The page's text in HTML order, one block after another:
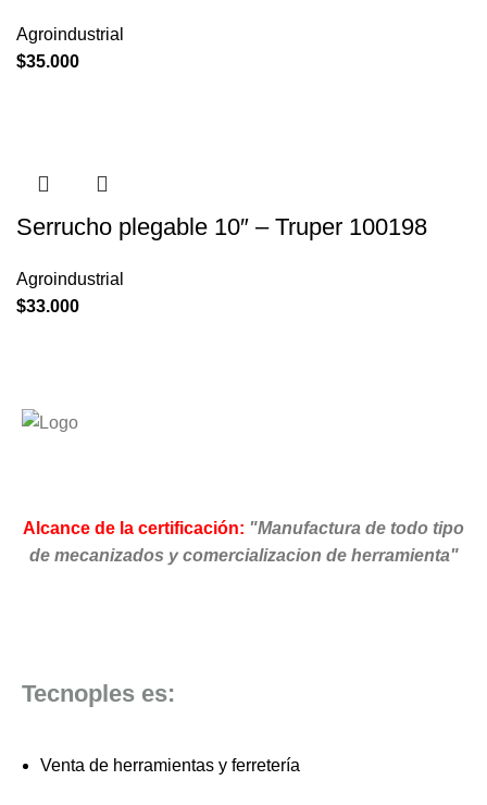
Agroindustrial
$35.000
Serrucho plegable 10″ – Truper 100198
Agroindustrial
$33.000
Alcance de la certificación: "Manufactura de todo tipo
de mecanizados y comercializacion de herramienta"
Tecnoples es:
Venta de herramientas y ferretería